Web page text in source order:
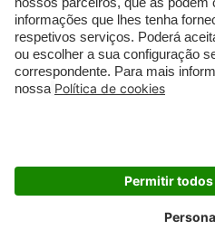
Homem
Espuma de Limpeza
Facial
Dermocosmética